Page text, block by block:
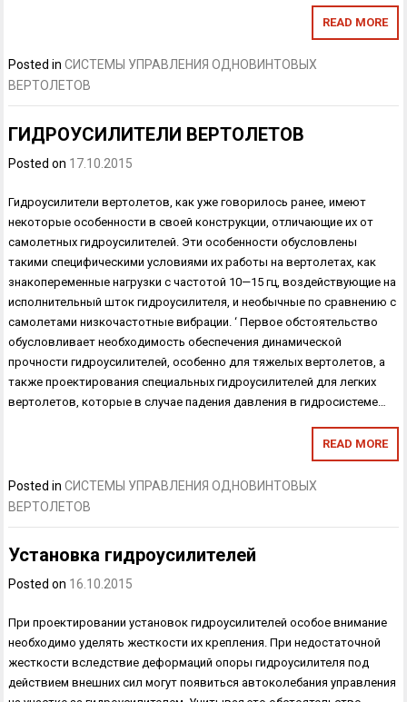
READ MORE
Posted inСИСТЕМЫ УПРАВЛЕНИЯ ОДНОВИНТОВЫХ
ВЕРТОЛЕТОВ
ГИДРОУСИЛИТЕЛИ ВЕРТОЛЕТОВ
Posted on 17.10.2015
Гидроусилители вертолетов, как уже говорилось ранее, имеют
неко­торые особенности в своей конструкции, отличающие их от
самолетных гидроусилителей. Эти особенности обусловлены
такими специфическими условиями их работы на вертолетах, как
знакопеременные нагрузки с частотой 10—15 гц, воздействующие на
исполнительный шток гидро­усилителя, и необычные по сравнению с
самолетами низкочастотные вибрации. ‘ Первое обстоятельство
обусловливает необходимость обеспечения динамической
прочности гидроусилителей, особенно для тяжелых верто­летов, а
также проектирования специальных гидроусилителей для лег­ких
вертолетов, которые в случае падения давления в гидросистеме…
READ MORE
Posted inСИСТЕМЫ УПРАВЛЕНИЯ ОДНОВИНТОВЫХ
ВЕРТОЛЕТОВ
Установка гидроусилителей
Posted on 16.10.2015
При проектировании установок гидроусилителей особое внимание
необходимо уделять жесткости их крепления. При недостаточной
жест­кости вследствие деформаций опоры гидроусилителя под
действием внешних сил могут появиться автоколебания управления